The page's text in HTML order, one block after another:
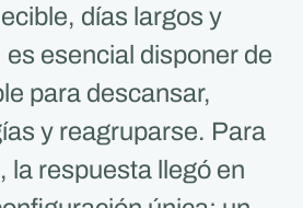
días largos y
esencial disponer de
para descansar,
y reagruparse. Para
la respuesta llegó en